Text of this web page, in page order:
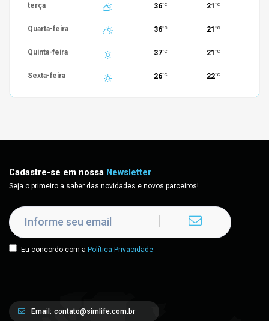
terça 36°C 21 °C
Quarta-feira 36°C 21 °C
Quinta-feira 37°C 21 °C
Sexta-feira 26°C 22°C
Cadastre-se em nossa Newsletter
Seja o primeiro a saber das novidades e novos parceiros!
Eu concordo com a Política Privacidade
Email: contato@simlife.com.br